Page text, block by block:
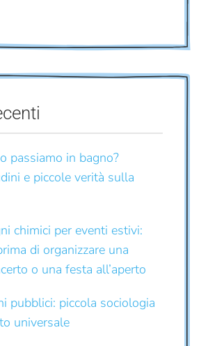
passiamo in bagno?
e piccole verità sulla
chimici per eventi estivi:
di organizzare una
o una festa all’aperto
pubblici: piccola sociologia
universale